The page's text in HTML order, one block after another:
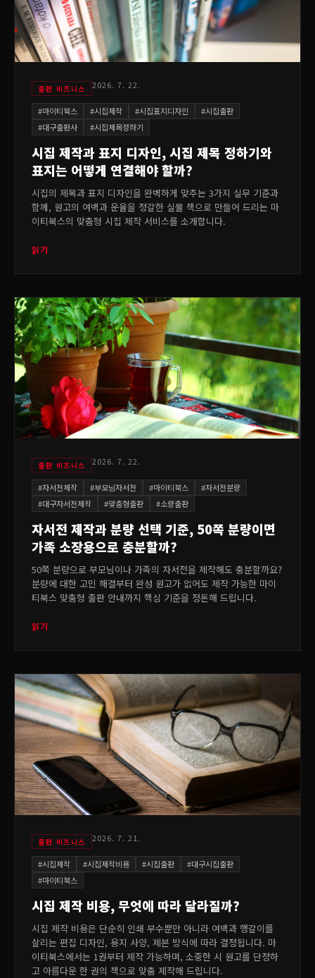
출판 비즈니스 2026. 7. 22.
#마이티북스 #시집제작 #시집표지디자인 #시집출판
#대구출판사 #시집제목정하기
시집 제작과 표지 디자인, 시집 제목 정하기와
표지는 어떻게 연결해야 할까?
시집의 제목과 표지 디자인을 완벽하게 맞추는 3가지 실무 기준과
함께, 원고의 여백과 운율을 정갈한 실물 책으로 만들어 드리는 마
이티북스의 맞춤형 시집 제작 서비스를 소개합니다.
읽기
출판 비즈니스 2026. 7. 22.
#자서전제작 #부모님자서전 #마이티북스 #자서전분량
#대구자서전제작 #맞춤형출판 #소량출판
자서전 제작과 분량 선택 기준, 50쪽 분량이면
가족 소장용으로 충분할까?
50쪽 분량으로 부모님이나 가족의 자서전을 제작해도 충분할까요?
분량에 대한 고민 해결부터 완성 원고가 없어도 제작 가능한 마이
티북스 맞춤형 출판 안내까지 핵심 기준을 정돈해 드립니다.
읽기
출판 비즈니스 2026. 7. 21.
#시집제작 #시집제작비용 #시집출판 #대구시집출판
#마이티북스
시집 제작 비용, 무엇에 따라 달라질까?
시집 제작 비용은 단순히 인쇄 부수뿐만 아니라 여백과 행갈이를
살리는 편집 디자인, 용지 사양, 제본 방식에 따라 결정됩니다. 마
이티북스에서는 1권부터 제작 가능하며, 소중한 시 원고를 단정하
고 아름다운 한 권의 책으로 맞춤 제작해 드립니다.